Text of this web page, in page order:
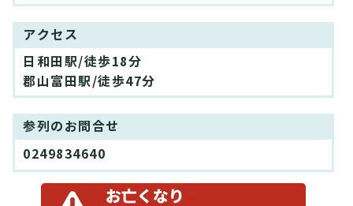
アクセス
日和田駅/徒歩18分
郡山富田駅/徒歩47分
参列のお問合せ
0249834640